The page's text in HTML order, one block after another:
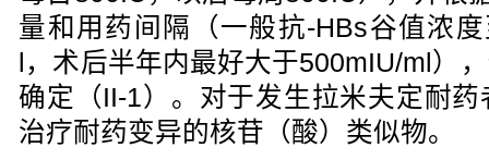
量和用药间隔（一般抗-HBs谷值浓
l，术后半年内最好大于500mIU/ml）
确定（II-1）。对于发生拉米夫定耐
治疗耐药变异的核苷（酸）类似物。